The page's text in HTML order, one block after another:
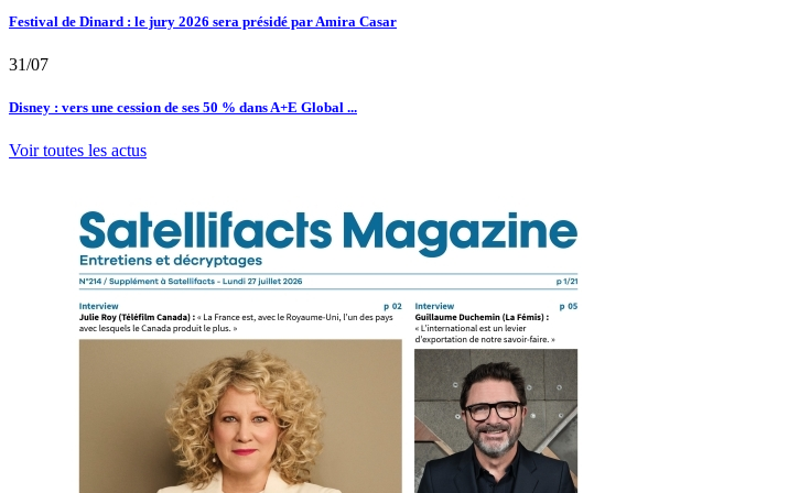
Festival de Dinard : le jury 2026 sera présidé par Amira Casar
31/07
Disney : vers une cession de ses 50 % dans A+E Global ...
Voir toutes les actus